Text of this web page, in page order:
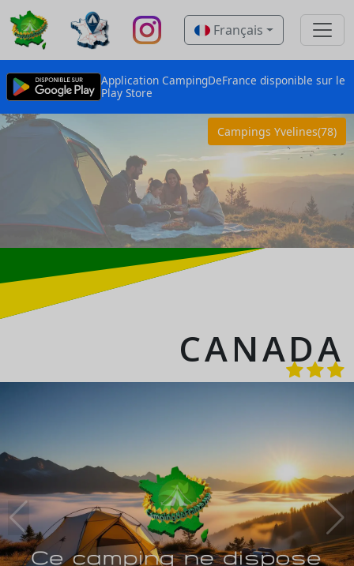
Français
Application CampingDeFrance disponible sur le
Play Store
Campings Yvelines(78)
CANADA